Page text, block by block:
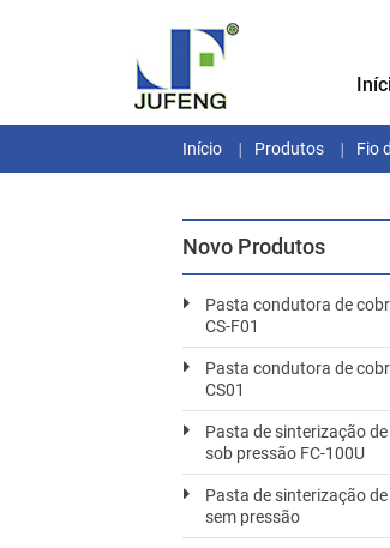
Início Produtos Fio
Novo Produtos
Pasta condutora de
CS-F01
Pasta condutora de
CS01
Pasta de sinterização
sob pressão FC-100U
Pasta de sinterização
sem pressão